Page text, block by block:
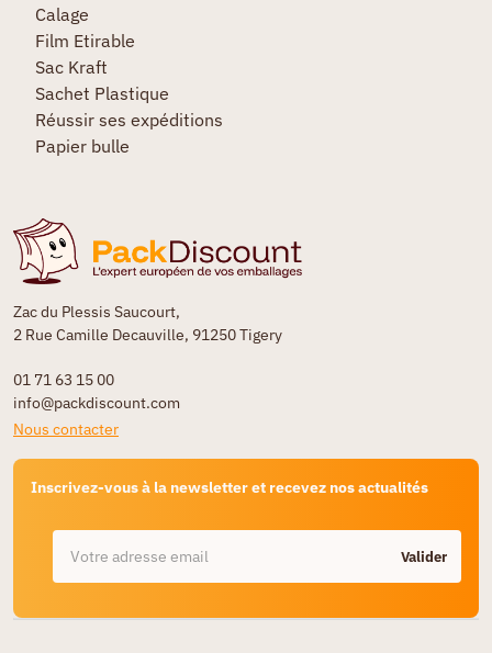
Zac du Plessis Saucourt,
2 Rue Camille Decauville, 91250 Tigery
01 71 63 15 00
info@packdiscount.com
Nous contacter
Inscrivez-vous à la newsletter et recevez nos actualités
Valider
Calage
Film Etirable
Sac Kraft
Sachet Plastique
Réussir ses expéditions
Papier bulle